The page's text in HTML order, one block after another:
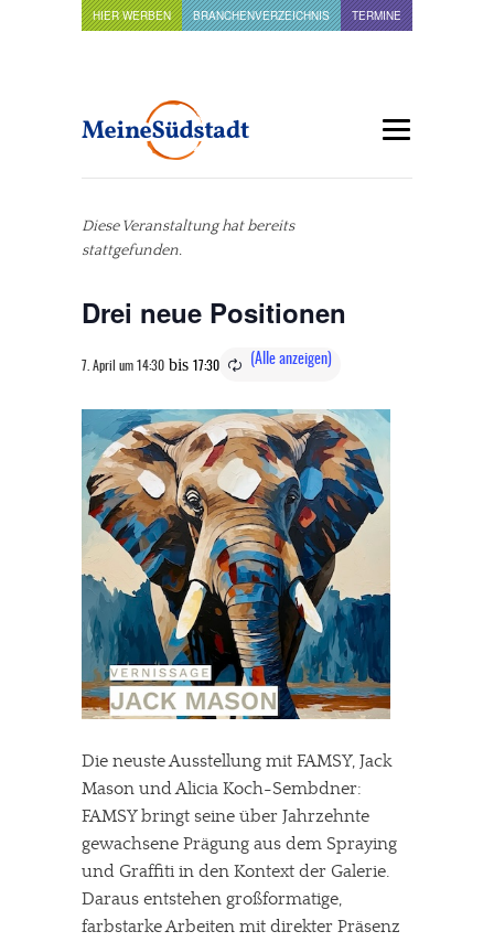
HIER WERBEN BRANCHENVERZEICHNIS TERMINE
Diese Veranstaltung hat bereits
stattgefunden.
Drei neue Positionen
7. April um 14:30 bis 17:30
Die neuste Ausstellung mit FAMSY, Jack
Mason und Alicia Koch-Sembdner:
FAMSY bringt seine über Jahrzehnte
gewachsene Prägung aus dem Spraying
und Graffiti in den Kontext der Galerie.
Daraus entstehen großformatige,
farbstarke Arbeiten mit direkter Präsenz